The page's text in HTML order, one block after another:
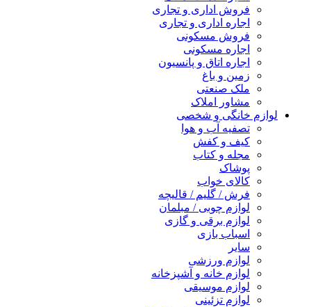
فروش اداری و تجاری
اجاره اداری و تجاری
فروش مسکونی
اجاره مسکونی
اجاره اتاق و پانسیون
زمین و باغ
ملک صنعتی
مشاور املاک
لوازم خانگی و شخصی
تصفیه آب و هوا
کیف و کفش
مجله و کتاب
پوشاک
کالای خواب
فرش / گلیم / قالیچه
لوازم چوبی / مبلمان
لوازم برقی و گازی
اسباب بازی
سایر
لوازم ورزشی
لوازم خانه و آشپزخانه
لوازم موسیقی
لوازم تزئینی